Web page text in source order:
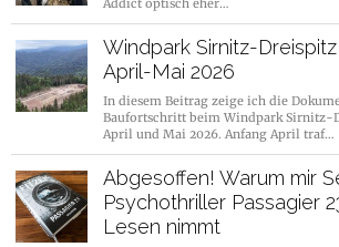
Addict optisch eher…
Windpark Sirnitz-
April-Mai 2026
In diesem Beitrag zeige ich die
Baufortschritt beim Windpark Sirnitz-
April und Mai 2026. Anfang April traf…
Abgesoffen! Warum mir
Psychothriller Passagier
Lesen nimmt